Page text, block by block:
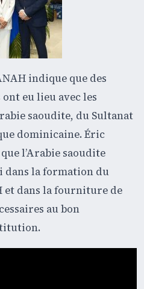
indique que des
eu lieu avec les
saoudite, du Sultanat
dominicaine. Éric
l’Arabie saoudite
dans la formation du
et dans la fourniture de
au bon